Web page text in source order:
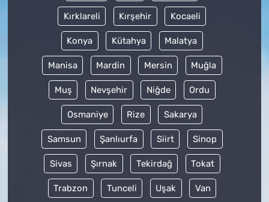
Kırklareli Kırşehir Kocaeli
Konya Kütahya Malatya
Manisa Mardin Mersin Muğla
Muş Nevşehir Niğde Ordu
Osmaniye Rize Sakarya
Samsun Şanlıurfa Siirt Sinop
Sivas Şırnak Tekirdağ Tokat
Trabzon Tunceli Uşak Van